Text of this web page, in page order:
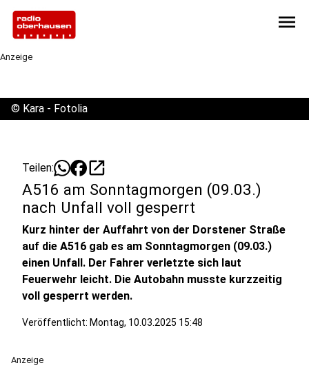
menu
Anzeige
© Kara - Fotolia
Teilen: open_in_new
A516 am Sonntagmorgen (09.03.)
nach Unfall voll gesperrt
Kurz hinter der Auffahrt von der Dorstener Straße
auf die A516 gab es am Sonntagmorgen (09.03.)
einen Unfall. Der Fahrer verletzte sich laut
Feuerwehr leicht. Die Autobahn musste kurzzeitig
voll gesperrt werden.
Veröffentlicht: Montag, 10.03.2025 15:48
Anzeige